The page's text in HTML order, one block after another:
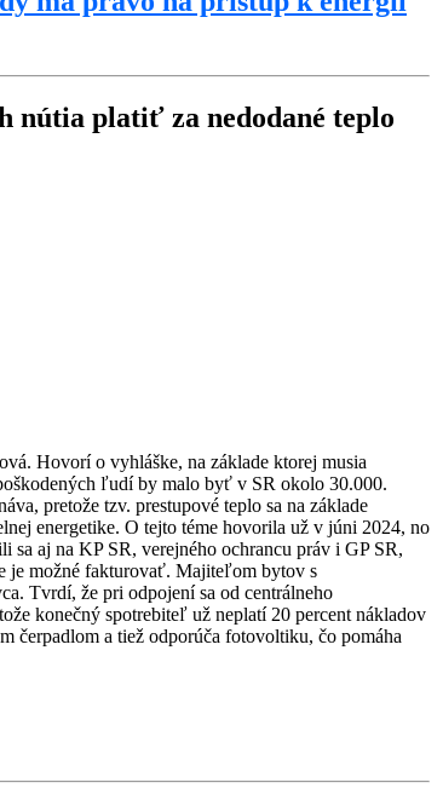
platiť za nedodané teplo
Hovorí o vyhláške, na základe ktorej musia
ľudí by malo byť v SR okolo 30.000.
pretože tzv. prestupové teplo sa na základe
energetike. O tejto téme hovorila už v júni 2024, no
aj na KP SR, verejného ochrancu práv i GP SR,
je možné fakturovať. Majiteľom bytov s
Tvrdí, že pri odpojení sa od centrálneho
konečný spotrebiteľ už neplatí 20 percent nákladov
čerpadlom a tiež odporúča fotovoltiku, čo pomáha